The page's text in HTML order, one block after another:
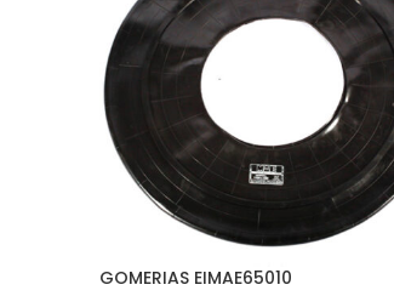
GOMERIAS EIMAE65010